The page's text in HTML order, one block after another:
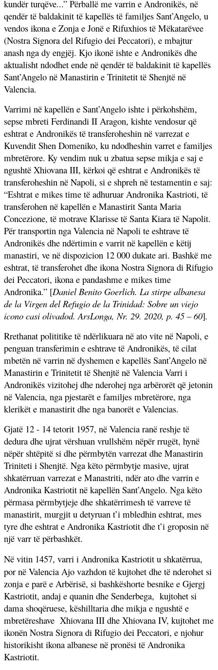
kundër turqëve...” Përballë me varrin e Andronikës, në
qendër të baldakinit të kapellës të familjes Sant’Angelo, u
vendos ikona e Zonja e Jonë e Rifuxhios të Mëkatarëvee
(Nostra Signora del Rifugio dei Peccatori), e mbajtur
anash nga dy engjëj. Kjo ikonë ishte e Andronikës dhe
aktualisht ndodhet ende në qendër të baldakinit të kapellës
Sant’Angelo në Manastirin e Trinitetit të Shenjtë në
Valencia.
Varrimi në kapellën e Sant’Angelo ishte i përkohshëm,
sepse mbreti Ferdinandi II Aragon, kishte vendosur që
eshtrat e Andronikës të transferoheshin në varrezat e
Kuvendit Shen Domeniko, ku ndodheshin varret e familjes
mbretërore. Ky vendim nuk u zbatua sepse mikja e saj e
ngushtë Xhiovana III, kërkoi që eshtrat e Andronikës të
transferoheshin në Napoli, si e shpreh në testamentin e saj:
“Eshtrat e mikes time të adhuruar Andronika Kastrioti, të
transferohen në kapellën e Manastirit Santa Maria
Concezione, të motrave Klarisse të Santa Kiara të Napolit.
Për transportin nga Valencia në Napoli te eshtrave të
Andronikës dhe ndërtimin e varrit në kapellën e këtij
manastiri, ve në dispozicion 12 000 dukate ari. Bashkë me
eshtrat, të transferohet dhe ikona Nostra Signora di Rifugio
dei Peccatori, ikona e pandashme e mikes time
Andronika.” [Daniel Benito Goerlich. La stirpe albanesa
de la Virgen del Refugio de la Trinidad: Sobre un viejo
icono casi olivadod. ArsLonga, Nr. 29. 2020, p. 45 – 60].
Rrethanat polititike të ndërlikuara në ato vite në Napoli, e
penguan transferimin e eshtrave të Andronikës, të cilat
mbetën në varrin në dyshemen e kapellës Sant’Angelo në
Manastirin e Trinitetit të Shenjtë në Valencia Varri i
Andronikës vizitohej dhe nderohej nga arbërorët që jetonin
në Valencia, nga pjestarët e familjes mbretërore, nga
klerikët e manastirit dhe nga banorët e Valencias.
Gjatë 12 - 14 tetorit 1957, në Valencia ranë reshje të
dedura dhe ujrat vërshuan vrullshëm nëpër rrugët, hynë
nëpër shtëpitë si dhe përmbytën varrezat dhe Manastirin
Triniteti i Shenjtë. Nga këto përmbytje masive, ujrat
shkatërruan varrezat e Manastriti, ndër ato dhe varrin e
Andronika Kastriotit në kapellën Sant’Angelo. Nga këto
përmasa përmbytjeje dhe shkatërrimesh të varreve të
manastirit, murgjit u detyruan t’i mbledhin eshtrat, mes
tyre dhe eshtrat e Andronika Kastriotit dhe t’i groposin në
një varr të përbashkët.
Në vitin 1457, varri i Andronika Kastriotit u shkatërrua,
por në Valencia Ajo vazhdon të kujtohet dhe të nderohet si
zonja e parë e Arbërisë, si bashkëshorte besnike e Gjergj
Kastriotit, andaj e quanin dhe Senderbega, kujtohet si
dama shoqëruese, këshilltaria dhe mikja e ngushtë e
mbretëreshave Xhiovana III dhe Xhiovana IV, kujtohet me
ikonën Nostra Signora di Rifugio dei Peccatori, e njohur
historikisht ikona albanese në pronësi të Andronika
Kastriotit.